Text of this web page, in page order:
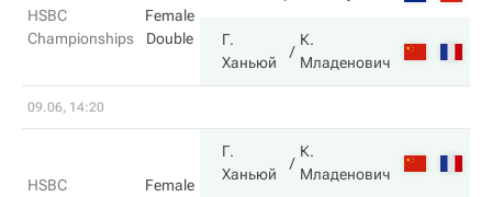
HSBC
Championships
Female
Double
Г.
Ханьюй
К.
Младенович
09.06, 14:20
HSBC
Female
Г.
Ханьюй
К.
Младенович